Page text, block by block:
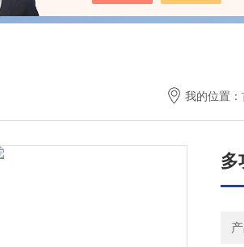
我的位置：
多